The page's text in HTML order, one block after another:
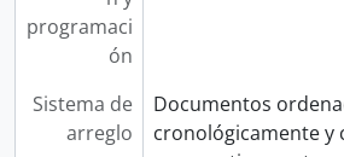
programaci
ón
Sistema de
arreglo
Documentos
cronológicamente y